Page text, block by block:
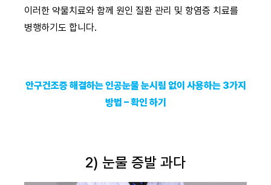
이러한 약물치료와 함께 원인 질환 관리 및 항염증 치료를
병행하기도 합니다.
안구건조증 해결하는 인공눈물 눈시림 없이 사용하는 3가지
방법 – 확인 하기
2) 눈물 증발 과다